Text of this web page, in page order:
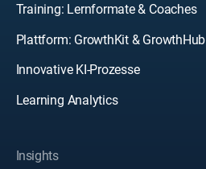
Training: Lernformate & Coaches
Plattform: GrowthKit & GrowthHub
Innovative KI-Prozesse
Learning Analytics
Insights